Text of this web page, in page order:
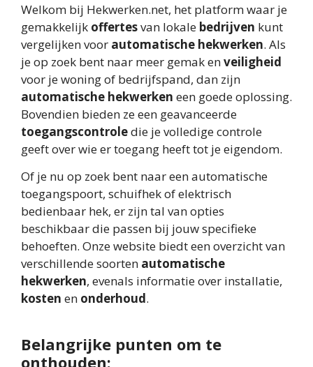
Welkom bij Hekwerken.net, het platform waar je
gemakkelijk offertesvan lokale bedrijven kunt
vergelijken voor automatische hekwerken. Als
je op zoek bent naar meer gemak enveiligheid
voor je woning of bedrijfspand, dan zijn
automatische hekwerken een goede oplossing.
Bovendien bieden ze een geavanceerde
toegangscontroledie je volledige controle
geeft over wie er toegang heeft tot je eigendom.
Of je nu op zoek bent naar een automatische
toegangspoort, schuifhek of elektrisch
bedienbaar hek, er zijn tal van opties
beschikbaar die passen bij jouw specifieke
behoeften. Onze website biedt een overzicht van
verschillende soorten automatische
hekwerken, evenals informatie over installatie,
kosten en onderhoud.
Belangrijke punten om te
onthouden: